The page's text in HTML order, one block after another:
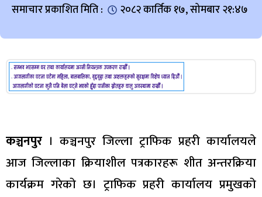
समाचार प्रकाशित मिति : २०८२ कार्तिक १७, सोमबार २१:४७
कञ्चनपुर । कञ्चनपुर जिल्ला ट्राफिक प्रहरी कार्यालयले
आज जिल्लाका क्रियाशील पत्रकारहरू शीत अन्तरक्रिया
कार्यक्रम गरेको छ। ट्राफिक प्रहरी कार्यालय प्रमुखको